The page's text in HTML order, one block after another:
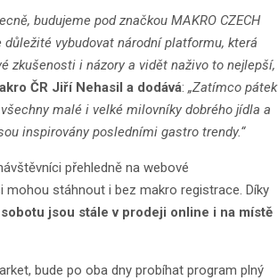
budujeme pod značkou MAKRO CZECH
důležité vybudovat národní platformu, která
zkušenosti i názory a vidět naživo to nejlepší,
ČR Jiří Nehasil a dodává: „Zatímco pátek
malé i velké milovníky dobrého jídla a
inspirovány posledními gastro trendy.“
přehledně na webové
mohou stáhnout i bez makro registrace. Díky
jsou stále v prodeji online i na místě
bude po oba dny probíhat program plný